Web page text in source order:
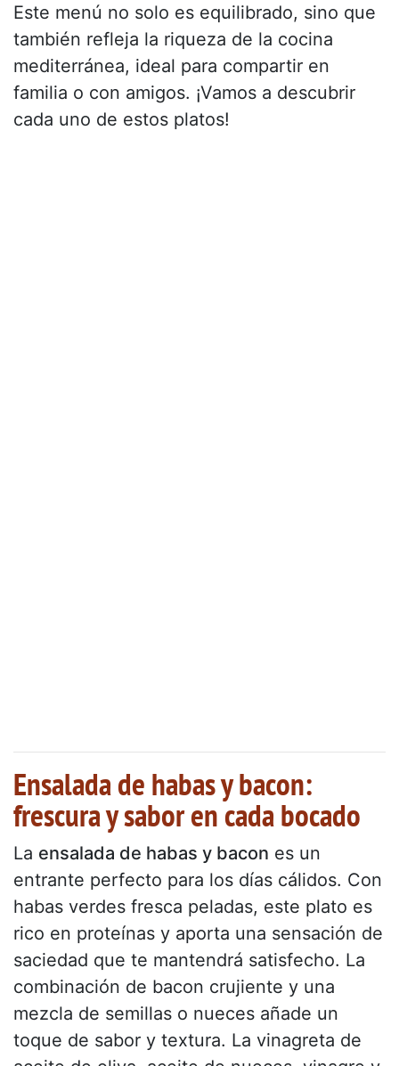
Este menú no solo es equilibrado, sino que
también refleja la riqueza de la cocina
mediterránea, ideal para compartir en
familia o con amigos. ¡Vamos a descubrir
cada uno de estos platos!
Ensalada de habas y bacon:
frescura y sabor en cada bocado
La ensalada de habas y bacon es un
entrante perfecto para los días cálidos. Con
habas verdes fresca peladas, este plato es
rico en proteínas y aporta una sensación de
saciedad que te mantendrá satisfecho. La
combinación de bacon crujiente y una
mezcla de semillas o nueces añade un
toque de sabor y textura. La vinagreta de